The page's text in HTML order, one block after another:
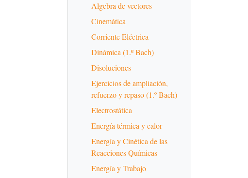
Algebra de vectores
Cinemática
Corriente Eléctrica
Dinámica (1.º Bach)
Disoluciones
Ejercicios de ampliación,
refuerzo y repaso (1.º Bach)
Electrostática
Energía térmica y calor
Energía y Cinética de las
Reacciones Químicas
Energía y Trabajo